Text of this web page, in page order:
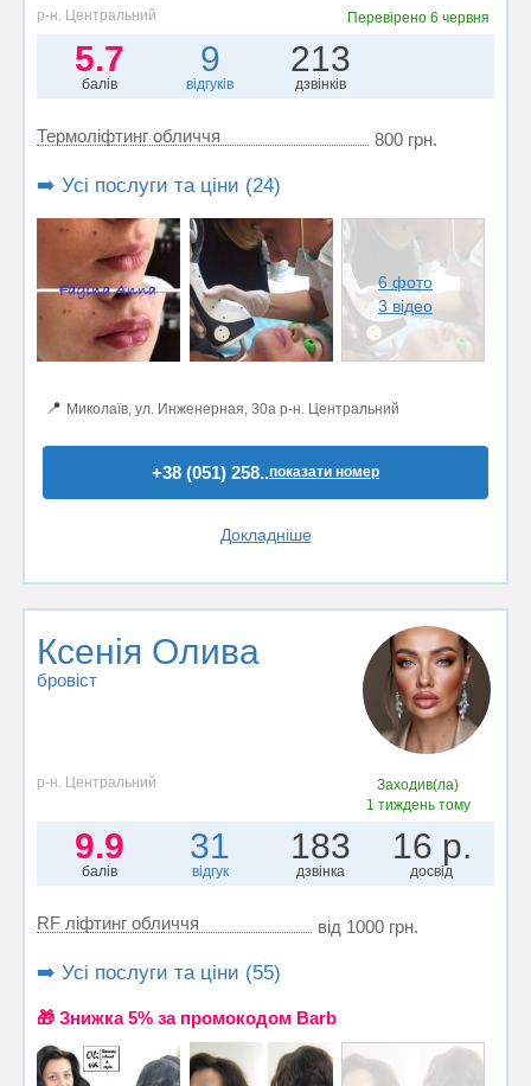
р-н. Центральний Перевірено 6 червня
5.7
балів
9
відгуків
213
дзвінків
Термоліфтинг обличчя 800 грн.
➡️ Усі послуги та ціни (24)
6 фото
3 відео
📍 Миколаїв, ул. Инженерная, 30а р-н. Центральний
+38 (051) 258..показати номер
Докладніше
Ксенія Олива
бровіст
р-н. Центральний
Заходив(ла)
1 тиждень тому
9.9
балів
31
відгук
183
дзвінка
16 р.
досвід
RF ліфтинг обличчя від 1000 грн.
➡️ Усі послуги та ціни (55)
🎁 Знижка 5% за промокодом Barb